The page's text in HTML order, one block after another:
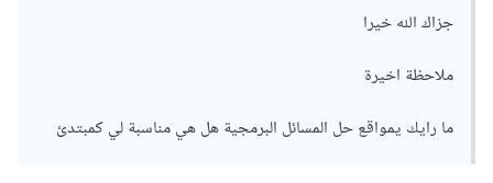
JavaScript وحاول فهم أكوادهم وعمل مثلها وإذا أمكن عمل أكواد
أفضل منها.
لهذا أهم شيء هو التطبيق والممارسة الكثيرة لكي تتحسن بشكلٍ
جزاك الله خيرا
ملاحظة اخيرة
ما رايك يمواقع حل المسائل البرمجية هل هي مناسبة لي كمبتدئ